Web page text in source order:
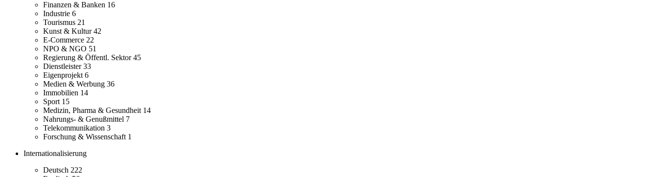
Finanzen & Banken 16
Industrie 6
Tourismus 21
Kunst & Kultur42
E-Commerce 22
NPO & NGO 51
Regierung & Öffentl. Sektor45
Dienstleister33
Eigenprojekt 6
Medien & Werbung 36
Immobilien 14
Sport 15
Medizin, Pharma & Gesundheit 14
Nahrungs- & Genußmittel 7
Telekommunikation 3
Forschung & Wissenschaft 1
Internationalisierung
Deutsch 222